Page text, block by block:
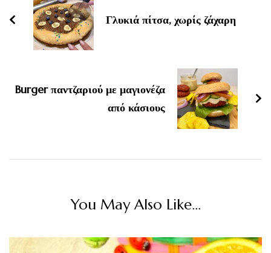
Γλυκιά πίτσα, χωρίς ζάχαρη
Burger παντζαριού με μαγιονέζα
από κάσιους
You May Also Like...